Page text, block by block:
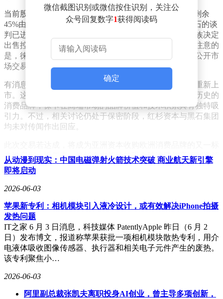
当前股权结构显示，考夫曼家族持有徕卡55%的股份，剩余
45%由黑石集团掌控。据知情人士透露，红杉资本与黑石的谈
判已进入实质阶段，但尚未达成最终协议。若考夫曼家族决定
出售控股股权，红杉资本或将启动全面收购计划。值得注意的
是，徕卡自2012年10月完成私有化退市后，已12年未在公开市
场交易。
有消息人士指出，若收购成功，红杉资本可能推动徕卡重新上
市。这一潜在动作引发市场关注，毕竟作为拥有近百年历史的
消费品牌，徕卡在高端市场的品牌价值和技术积累具有独特吸
引力。不过，相关讨论仍处于保密阶段，红杉资本与黑石集团
均未对传闻作出回应。
志性案例。近年来，红杉资本持续加码全球消费与高端制造领
域，其投资版图已涵盖多个国际知名品牌。徕卡作为光学领域
的顶尖企业，其技术专利和品牌溢价能力，或成为红杉资本布
局全球消费市场的重要抓手。
市场分析认为，徕卡当前股权结构分散，考夫曼家族与黑石集
团均未长期持有股权的记录，这为外部资本介入提供了机会。
不过，高端相机市场近年面临智能手机冲击，徕卡虽通过与华
为等企业的技术合作保持竞争力，但整体市场规模仍呈收缩态
势。红杉资本的入局能否为这家百年企业注入新活力，尚需观
察后续战略调整。
微信截图识别或微信按住识别，关注公
众号回复数字1获得阅读码
确定
从动漫到现实：中国电磁弹射火箭技术突破 商业航天新引擎
即将启动
2026-06-03
苹果新专利：相机模块引入液冷设计，或有效解决iPhone拍摄
发热问题
IT之家 6 月 3 日消息，科技媒体 PatentlyApple 昨日（6 月 2
日）发布博文，报道称苹果获批一项相机模块散热专利，用介
电液体吸收图像传感器、执行器和相关电子元件产生的废热。
该专利聚焦小…
2026-06-03
阿里副总裁张凯夫离职投身AI创业，曾主导多项创新，